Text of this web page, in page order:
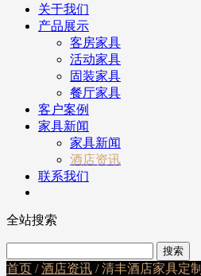
关于我们
产品展示
客房家具
活动家具
固装家具
餐厅家具
客户案例
家具新闻
家具新闻
酒店资讯
联系我们
全站搜索
首页 /酒店资讯 / 清丰酒店家具定制